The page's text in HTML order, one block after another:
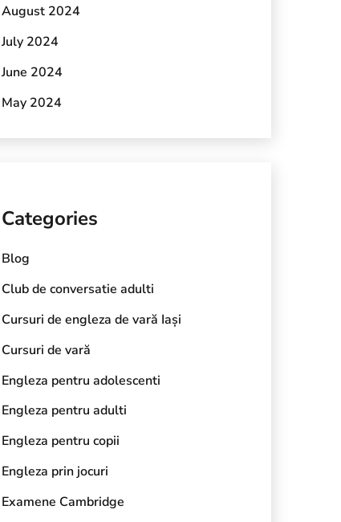
August 2024
July 2024
June 2024
May 2024
Categories
Blog
Club de conversatie adulti
Cursuri de engleza de vară Iași
Cursuri de vară
Engleza pentru adolescenti
Engleza pentru adulti
Engleza pentru copii
Engleza prin jocuri
Examene Cambridge